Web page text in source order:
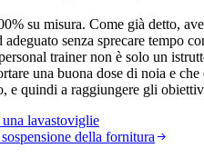
su misura. Come già detto,
senza sprecare tempo
trainer non è solo un
una buona dose di noia e
e quindi a raggiungere gli
lavastoviglie
della fornitura